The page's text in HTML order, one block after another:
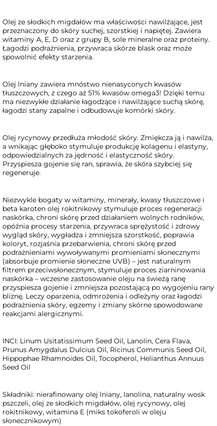
Olej ze słodkich migdałów ma właściwości nawilżające, jest
przeznaczony do skóry suchej, szorstkiej i napiętej. Zawiera
witaminy A, E, D oraz z grupy B, sole mineralne oraz proteiny.
Łagodzi podrażnienia, przywraca skórze blask oraz może
spowolnić efekty starzenia.
Olej lniany zawiera mnóstwo nienasyconych kwasów
tłuszczowych, z czego aż 51% kwasów omega3! Dzięki temu
ma niezwykłe działanie łagodzące i nawilżające suchą skórę,
łagodzi stany zapalne i odbudowuje komórki skóry.
Olej rycynowy przedłuża młodość skóry. Zmiękcza ją i nawilża,
a wnikając głęboko stymuluje produkcję kolagenu i elastyny,
odpowiedzialnych za jędrność i elastyczność skóry.
Przyspiesza gojenie się ran, sprawia, że skóra szybciej się
regeneruje.
Niezwykle bogaty w witaminy, minerały, kwasy tłuszczowe i
beta karoten olej rokitnikowy stymuluje proces regeneracji
naskórka, chroni skórę przed działaniem wolnych rodników,
opóźnia procesy starzenia, przywraca sprężystość i zdrowy
wygląd skóry, wygładza i zmniejsza szorstkość, poprawia
koloryt, rozjaśnia przebarwienia, chroni skórę przed
podrażnieniami wywoływanymi promieniami słonecznymi
(absorbuje promienie słoneczne UVB) – jest naturalnym
filtrem przeciwsłonecznym, stymuluje proces ziarninowania
naskórka – wczesne zastosowanie oleju na świeżą ranę
przyspiesza gojenie i zmniejsza pozostającą po wygojeniu rany
bliznę. Leczy oparzenia, odmrożenia i odleżyny oraz łagodzi
podrażnienia skóry, egzemy i zmiany skórne spowodowane
reakcjami alergicznymi.
INCI: Linum Usitatissimum Seed Oil, Lanolin, Cera Flava,
Prunus Amygdalus Dulcius Oil, Ricinus Communis Seed Oil,
Hippophae Rhamnoides Oil, Tocopherol, Helianthus Annuus
Seed Oil
Składniki: nierafinowany olej lniany, lanolina, naturalny wosk
pszczeli, olej ze słodkich migdałów, olej rycynowy, olej
rokitnikowy, witamina E (miks tokoferoli w oleju
słonecznikowym)